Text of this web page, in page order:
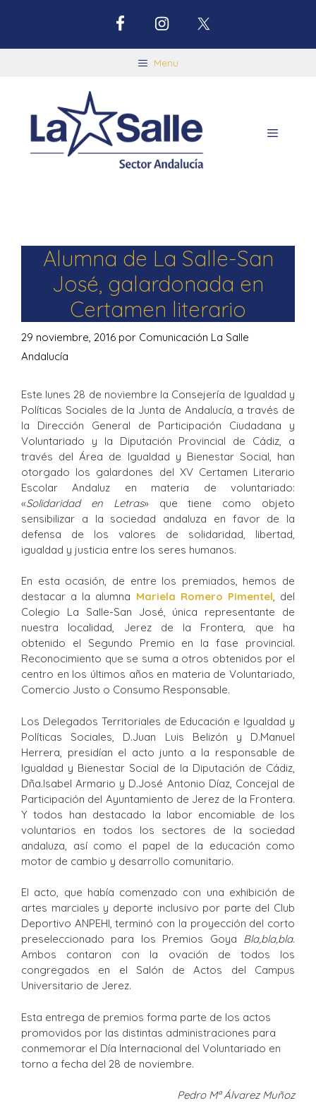
Menu
Alumna de La Salle-San
José, galardonada en
Certamen literario
29 noviembre, 2016 por Comunicación La Salle
Andalucía
Este lunes 28 de noviembre la Consejería de Igualdad y
Políticas Sociales de la Junta de Andalucía, a través de
la Dirección General de Participación Ciudadana y
Voluntariado y la Diputación Provincial de Cádiz, a
través del Área de Igualdad y Bienestar Social, han
otorgado los galardones del XV Certamen Literario
Escolar Andaluz en materia de voluntariado:
«Solidaridad en Letras» que tiene como objeto
sensibilizar a la sociedad andaluza en favor de la
defensa de los valores de solidaridad, libertad,
igualdad y justicia entre los seres humanos.
En esta ocasión, de entre los premiados, hemos de
destacar a la alumna Mariela Romero Pimentel, del
Colegio La Salle-San José, única representante de
nuestra localidad, Jerez de la Frontera, que ha
obtenido el Segundo Premio en la fase provincial.
Reconocimiento que se suma a otros obtenidos por el
centro en los últimos años en materia de Voluntariado,
Comercio Justo o Consumo Responsable.
Los Delegados Territoriales de Educación e Igualdad y
Políticas Sociales, D.Juan Luis Belizón y D.Manuel
Herrera, presidían el acto junto a la responsable de
Igualdad y Bienestar Social de la Diputación de Cádiz,
Dña.Isabel Armario y D.José Antonio Díaz, Concejal de
Participación del Ayuntamiento de Jerez de la Frontera.
Y todos han destacado la labor encomiable de los
voluntarios en todos los sectores de la sociedad
andaluza, así como el papel de la educación como
motor de cambio y desarrollo comunitario.
El acto, que había comenzado con una exhibición de
artes marciales y deporte inclusivo por parte del Club
Deportivo ANPEHI, terminó con la proyección del corto
preseleccionado para los Premios Goya Bla,bla,bla.
Ambos contaron con la ovación de todos los
congregados en el Salón de Actos del Campus
Universitario de Jerez.
Esta entrega de premios forma parte de los actos
promovidos por las distintas administraciones para
conmemorar el Día Internacional del Voluntariado en
torno a fecha del 28 de noviembre.
Pedro Mª Álvarez Muñoz